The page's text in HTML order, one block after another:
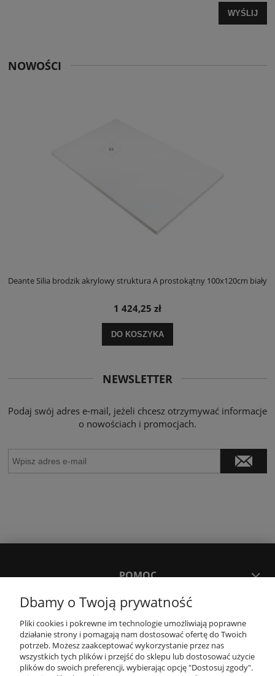
WYŚLIJ
NOWOŚCI
Deante Silia brodzik akrylowy struktura A prostokątny 100x120cm biały
1 424,25 zł
DO KOSZYKA
NEWSLETTER
Podaj swój adres e-mail, jeżeli chcesz otrzymywać informacje
o nowościach i promocjach.
POMOC
MOJE KONTO
PŁATNOŚCI I DOSTAWA
Dbamy o Twoją prywatność
Pliki cookies i pokrewne im technologie umożliwiają poprawne
działanie strony i pomagają nam dostosować ofertę do Twoich
potrzeb. Możesz zaakceptować wykorzystanie przez nas
wszystkich tych plików i przejść do sklepu lub dostosować użycie
plików do swoich preferencji, wybierając opcję "Dostosuj zgody".